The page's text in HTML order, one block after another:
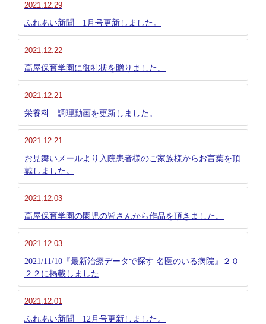
2021.12.29
ふれあい新聞 1月号更新しました。
2021.12.22
高屋保育学園に御礼状を贈りました。
2021.12.21
栄養科 調理動画を更新しました。
2021.12.21
お見舞いメールより入院患者様のご家族様からお言葉を頂
戴しました。
2021.12.03
高屋保育学園の園児の皆さんから作品を頂きました。
2021.12.03
2021/11/10『最新治療データで探す 名医のいる病院』２０
２２に掲載しました
2021.12.01
ふれあい新聞 12月号更新しました。